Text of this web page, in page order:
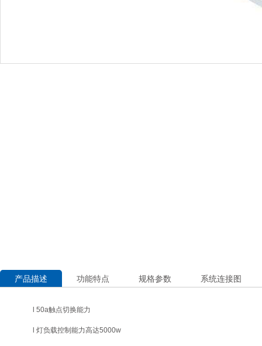
产品描述 功能特点 规格参数 系统连接图
l 50a触点切换能力
灯负载控制能力高达5000w